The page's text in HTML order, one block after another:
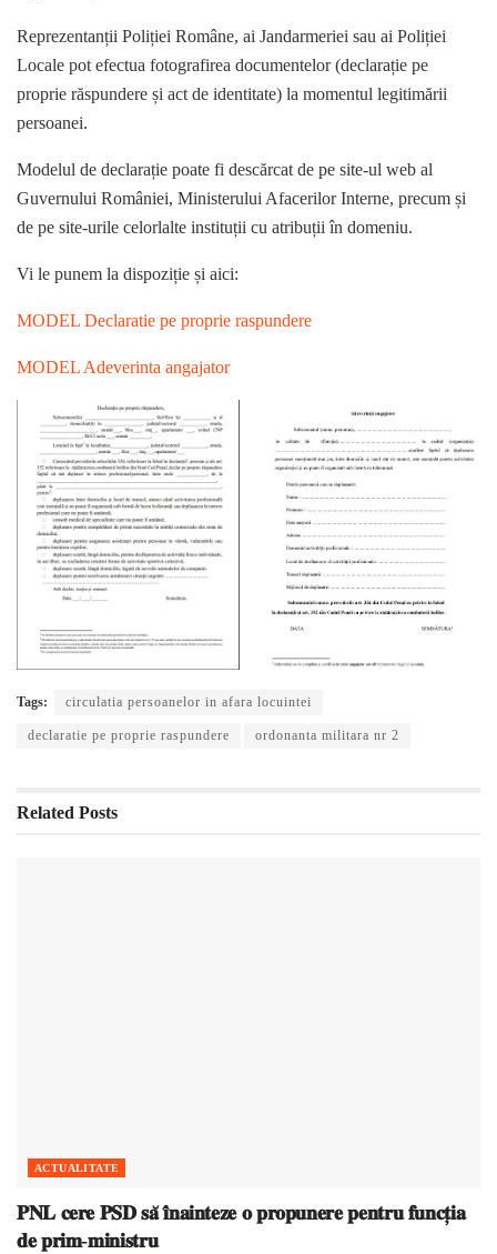
Reprezentanții Poliției Române, ai Jandarmeriei sau ai Poliției
Locale pot efectua fotografirea documentelor (declarație pe
proprie răspundere și act de identitate) la momentul legitimării
persoanei.
Modelul de declarație poate fi descărcat de pe site-ul web al
Guvernului României, Ministerului Afacerilor Interne, precum și
de pe site-urile celorlalte instituții cu atribuții în domeniu.
Vi le punem la dispoziție și aici:
MODEL Declaratie pe proprie raspundere
MODEL Adeverinta angajator
Tags: circulatia persoanelor in afara locuintei
declaratie pe proprie raspundere ordonanta militara nr 2
Related Posts
ACTUALITATE
𝐏𝐍𝐋 𝐜𝐞𝐫𝐞 𝐏𝐒𝐃 𝐬𝐚̆ 𝐢̂𝐧𝐚𝐢𝐧𝐭𝐞𝐳𝐞 𝐨 𝐩𝐫𝐨𝐩𝐮𝐧𝐞𝐫𝐞 𝐩𝐞𝐧𝐭𝐫𝐮 𝐟𝐮𝐧𝐜𝐭̦𝐢𝐚
𝐝𝐞 𝐩𝐫𝐢𝐦-𝐦𝐢𝐧𝐢𝐬𝐭𝐫𝐮